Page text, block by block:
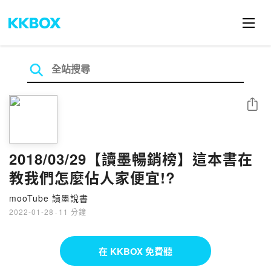
2018/03/29【讀墨暢銷榜】這本書在
教我們怎麼佔人家便宜!?
mooTube 讀墨說書
2022-01-28 · 11 分鐘
分享
在 KKBOX 免費聽